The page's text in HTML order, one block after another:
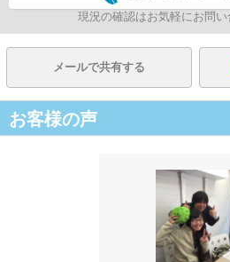
現況の確認はお気軽にお問い
メールで共有する
お客様の声